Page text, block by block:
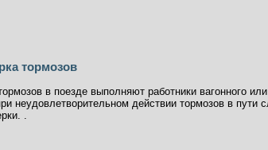
тормозов
в поезде выполняют работники вагонного
неудовлетворительном действии тормозов в пути
.